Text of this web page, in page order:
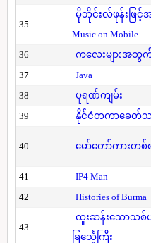
35
မိုဘိုင်းလ်ဖုန်းဖြင့်
Music on Mobile
36 ကလေးများအတွ
37
Java
38
ပူရဏ်ကျမ်း
39
နိုင်ငံတကာခေတ်သစ်
40 မော်တော်ကားတစ်
41
IP4 Man
42
Histories of Burma
43
ထူးဆန်းသောသစ်
ခြင်္သေ့ကြီး